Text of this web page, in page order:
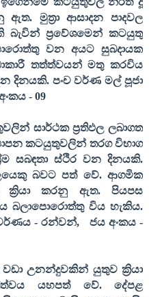
මුත්‍රා ආසාදන පාදවල
ප්‍රවේශමෙන් කටයුතු
වන අයට සුබදායක
තත්ත්වයන් මතු කරවිය
දිනයකි. පංච වර්ණ මල් පූජා
-09
සාර්ථක ප්‍රතිඵල ලබාගත
කටයුතුවලින් තරග විභාග
සබඳතා ස්ථිර වන දිනයකි.
බවට පත් වේ. ආගමික
කරනු ඇත. පියපස
බලාපොරොත්තු විය හැකිය.
- රන්වන්,
ජය අංකය -
උනන්දුවකින් යුතුව ක්‍රියා
යහපත් වේ. දේපළ